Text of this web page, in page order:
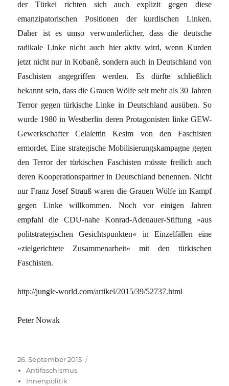
der Türkei richten sich auch explizit gegen diese
emanzipatorischen Positionen der kurdischen Linken.
Daher ist es umso verwunderlicher, dass die deutsche
radikale Linke nicht auch hier aktiv wird, wenn Kurden
jetzt nicht nur in Kobanê, sondern auch in Deutschland von
Faschisten angegriffen werden. Es dürfte schließlich
bekannt sein, dass die Grauen Wölfe seit mehr als 30 Jahren
Terror gegen türkische Linke in Deutschland ausüben. So
wurde 1980 in Westberlin deren Protagonisten linke GEW-
Gewerkschafter Celalettin Kesim von den Faschisten
ermordet. Eine strategische Mobilisierungskampagne gegen
den Terror der türkischen Faschisten müsste freilich auch
deren Kooperationspartner in Deutschland benennen. Nicht
nur Franz Josef Strauß waren die Grauen Wölfe im Kampf
gegen Linke willkommen. Noch vor einigen Jahren
empfahl die CDU-nahe Konrad-Adenauer-Stiftung »aus
politstrategischen Gesichtspunkten« in Einzelfällen eine
»zielgerichtete Zusammenarbeit« mit den türkischen
Faschisten.
http://jungle-world.com/artikel/2015/39/52737.html
Peter Nowak
Veröffentlicht
am
26. September 2015
Antifaschismus
Innenpolitik